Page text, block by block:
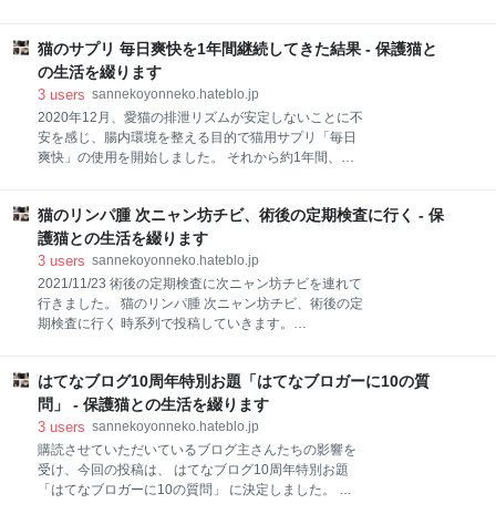
で、私がこのブログを始めようと思ったきっかけや今
現在のこと、今後このブログの方向性等を投稿してい
きたいと
sannekoyonneko.hateblo.jp 2021年12月28日に立ち寄
って、合計で29回購入したことになりました。 全29
回のオトク度はまた後日、纏め記事にしたいと思いま
す。 全29回分を纏めてみた記事は以下でご覧いただけ
ます。 sannekoyonneko.hateblo.jp 妻 およそ1年で、
24回も購入してたのね。月に2回は買ってたことにな
【2021年年末最後の投稿】これだけ買ってさあ幾らで
しょうか？～2021年 買い納め～ こ
猫のサプリ 毎日爽快を1年間継続してきた結果 - 保護猫と
の生活を綴ります
3 users sannekoyonneko.hateblo.jp
2020年12月、愛猫の排泄リズムが安定しないことに不
安を感じ、腸内環境を整える目的で猫用サプリ「毎日
爽快」の使用を開始しました。 それから約1年間、夕
記事では、その客観的な記録データをもとにした結果
をまとめています。 猫用サプリ「毎日爽快」を1年間
継続した客観レビュー 我が家では五猫と暮らしてお
り、便秘気味の猫がいると生活の質に大きく影響しま
す。 そのため、感覚だけではなく、実際の排泄回数を
数値として把握することにしました。 排泄回数の記録
年09月：平均3.2回／日 2021年10月：平均3.7回／日
2021年11月：平均3.6回／日 記録漏れがあった月もあ
りま
猫のリンパ腫 次ニャン坊チビ、術後の定期検査に行く - 保
護猫との生活を綴ります
3 users sannekoyonneko.hateblo.jp
2021/11/23 術後の定期検査に次ニャン坊チビを連れて
行きました。 猫のリンパ腫 次ニャン坊チビ、術後の定
期検査に行く 時系列で投稿していきます。
のことなので、電車とバスを使って向います。 次ニャ
ン坊チビ、術後の定期検査に行く キャリーバッグに入
るのも、もう慣れた様子で、ときおり、不安そうな声
で鳴きますが、特に暴れたりはしません。 2021/11/23
9:00 病院に到着です。 チビ、不安そうな声で数回鳴き
ましたが、キャリーバッグの中で大人しくしていま
はてなブログ10周年特別お題「はてなブロガーに10の質
問」 - 保護猫との生活を綴ります
3 users sannekoyonneko.hateblo.jp
購読させていただいているブログ主さんたちの影響を
受け、今回の投稿は、 はてなブログ10周年特別お題
「はてなブロガーに10の質問」 に決定しました。 今